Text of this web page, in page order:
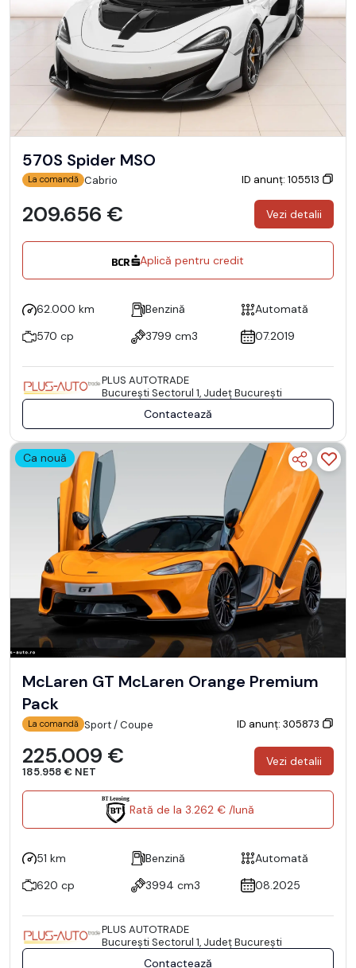
570S Spider MSO
La comandă Cabrio ID anunț: 105513
209.656 € Vezi detalii
Aplică pentru credit
62.000 km Benzină
Automată
570 cp
3799 cm3 07.2019
PLUS AUTOTRADE
Bucureşti Sectorul 1, Județ București
Contactează
Ca nouă
McLaren GT McLaren Orange Premium
Pack
La comandă Sport / Coupe ID anunț: 305873
225.009 €
185.958 € NET
Vezi detalii
Rată de la 3.262 € /lună
51 km Benzină
Automată
620 cp
3994 cm3 08.2025
PLUS AUTOTRADE
Bucureşti Sectorul 1, Județ București
Contactează